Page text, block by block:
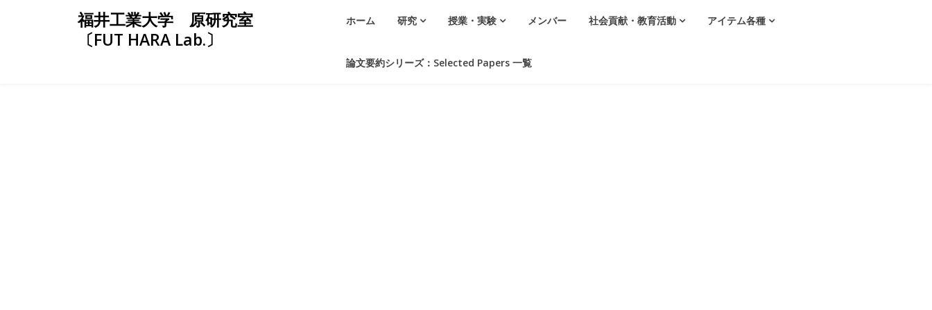
福井工業大学 原研究室
〔FUT HARA Lab.〕
ホーム 研究 授業・実験 メンバー 社会貢献・教育活動 アイテム各種
論文要約シリーズ：Selected Papers 一覧